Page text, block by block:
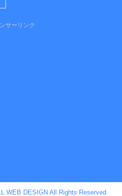
サーリンク
WEB DESIGN All Rights Reserved.